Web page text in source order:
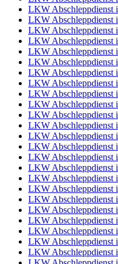
LKW Abschleppdienst
LKW Abschleppdienst
LKW Abschleppdienst
LKW Abschleppdienst
LKW Abschleppdienst
LKW Abschleppdienst
LKW Abschleppdienst
LKW Abschleppdienst
LKW Abschleppdienst
LKW Abschleppdienst
LKW Abschleppdienst
LKW Abschleppdienst
LKW Abschleppdienst
LKW Abschleppdienst
LKW Abschleppdienst
LKW Abschleppdienst
LKW Abschleppdienst
LKW Abschleppdienst
LKW Abschleppdienst
LKW Abschleppdienst
LKW Abschleppdienst
LKW Abschleppdienst
LKW Abschleppdienst
LKW Abschleppdienst